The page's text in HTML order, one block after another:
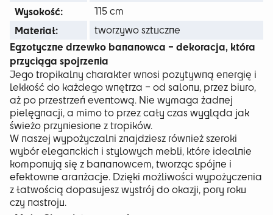
Wysokość: 115 cm
Materiał: tworzywo sztuczne
Egzotyczne drzewko bananowca – dekoracja, która
przyciąga spojrzenia
Jego tropikalny charakter wnosi pozytywną energię i
lekkość do każdego wnętrza – od salonu, przez biuro,
aż po przestrzeń eventową. Nie wymaga żadnej
pielęgnacji, a mimo to przez cały czas wygląda jak
świeżo przyniesione z tropików.
W naszej wypożyczalni znajdziesz również szeroki
wybór eleganckich i stylowych mebli, które idealnie
komponują się z bananowcem, tworząc spójne i
efektowne aranżacje. Dzięki możliwości wypożyczenia
z łatwością dopasujesz wystrój do okazji, pory roku
czy nastroju.